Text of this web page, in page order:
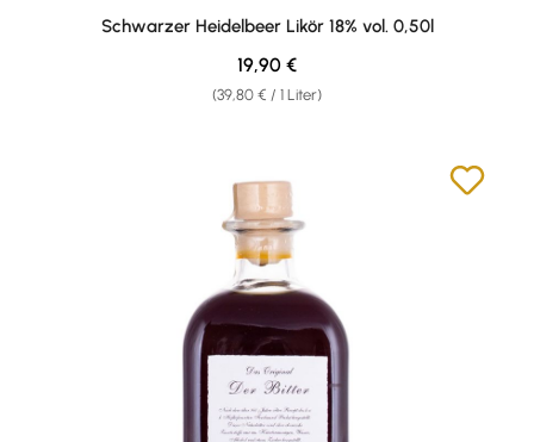
Schwarzer Heidelbeer Likör 18% vol. 0,50l
(39,80 € / 1 Liter)
Regulärer Preis:
19,90 €